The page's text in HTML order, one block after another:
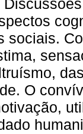
sociais.
O